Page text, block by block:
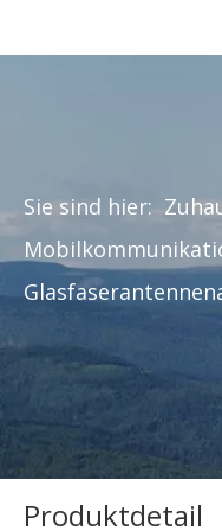
Sie sind hier:
Produktdetail